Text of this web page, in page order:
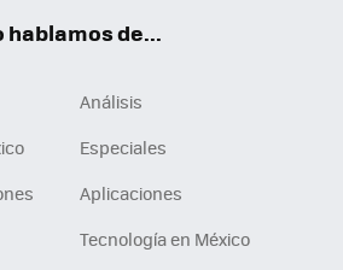
hablamos de...
Análisis
Especiales
Aplicaciones
Tecnología en México